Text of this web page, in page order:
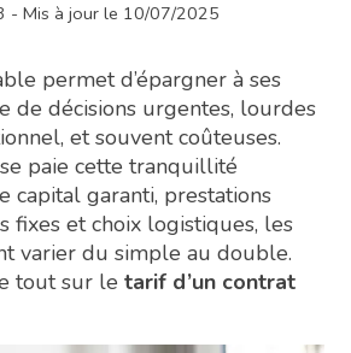
- Mis à jour le 10/07/2025
permet d’épargner à ses
de décisions urgentes, lourdes
et souvent coûteuses.
paie cette tranquillité
capital garanti, prestations
fixes et choix logistiques, les
varier du simple au double.
tout sur letarif d’un contrat